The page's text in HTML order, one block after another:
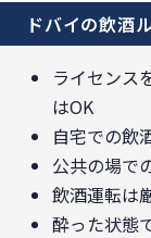
ドバイの飲酒
ライセンス
はOK
自宅での飲
公共の場で
飲酒運転は
酔った状態